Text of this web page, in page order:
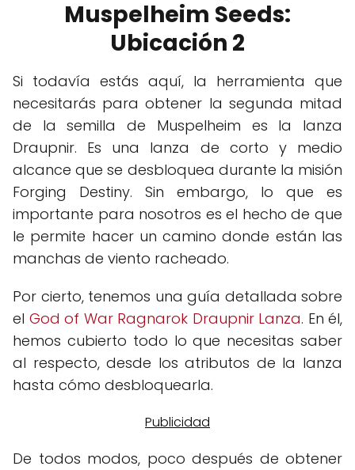
Muspelheim Seeds:
Ubicación 2
Si todavía estás aquí, la herramienta que
necesitarás para obtener la segunda mitad
de la semilla de Muspelheim es la lanza
Draupnir. Es una lanza de corto y medio
alcance que se desbloquea durante la misión
Forging Destiny. Sin embargo, lo que es
importante para nosotros es el hecho de que
le permite hacer un camino donde están las
manchas de viento racheado.
Por cierto, tenemos una guía detallada sobre
el God of War Ragnarok Draupnir Lanza. En él,
hemos cubierto todo lo que necesitas saber
al respecto, desde los atributos de la lanza
hasta cómo desbloquearla.
De todos modos, poco después de obtener